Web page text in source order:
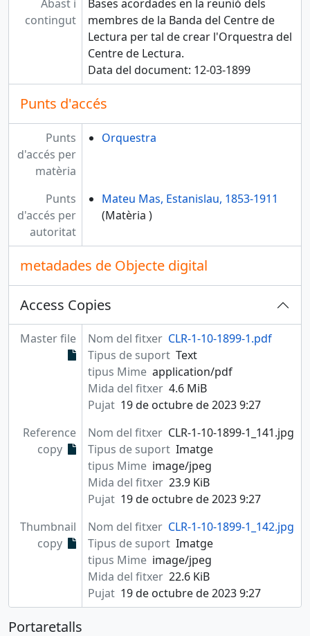
Abast i
contingut
Bases acordades en la reunió dels
membres de la Banda del Centre de
Lectura per tal de crear l'Orquestra del
Centre de Lectura.
Data del document: 12-03-1899
Punts d'accés
Punts
d'accés per
matèria
Orquestra
Punts
d'accés per
autoritat
Mateu Mas, Estanislau, 1853-1911
(Matèria )
metadades de Objecte digital
Access Copies
Master file Nom del fitxer CLR-1-10-1899-1.pdf
Tipus de suport Text
tipus Mime application/pdf
Mida del fitxer 4.6 MiB
Pujat 19 de octubre de 2023 9:27
Reference
copy
Nom del fitxer CLR-1-10-1899-1_141.jpg
Tipus de suport Imatge
tipus Mime image/jpeg
Mida del fitxer 23.9 KiB
Pujat 19 de octubre de 2023 9:27
Thumbnail
copy
Nom del fitxer CLR-1-10-1899-1_142.jpg
Tipus de suport Imatge
tipus Mime image/jpeg
Mida del fitxer 22.6 KiB
Pujat 19 de octubre de 2023 9:27
Portaretalls